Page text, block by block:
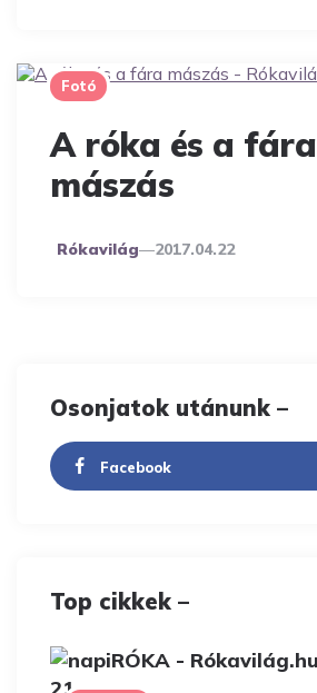
Fotó
A róka és a fára
mászás
Posted
Rókavilág 2017.04.22
Osonjatok utánunk –
Facebook
Top cikkek –